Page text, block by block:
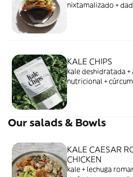
nixtamalizado +
cebolleta china +
KALE CHIPS
kale deshidratada +
nutricional +
Our salads & Bowls
KALE CAESAR
CHICKEN
kale + lechuga